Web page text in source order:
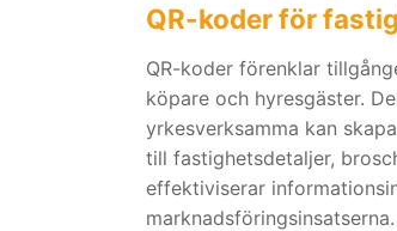
QR-koder för
QR-koder förenklar
köpare och hyresgäster.
yrkesverksamma kan
till fastighetsdetaljer,
effektiviserar
marknadsföringsinsatserna.